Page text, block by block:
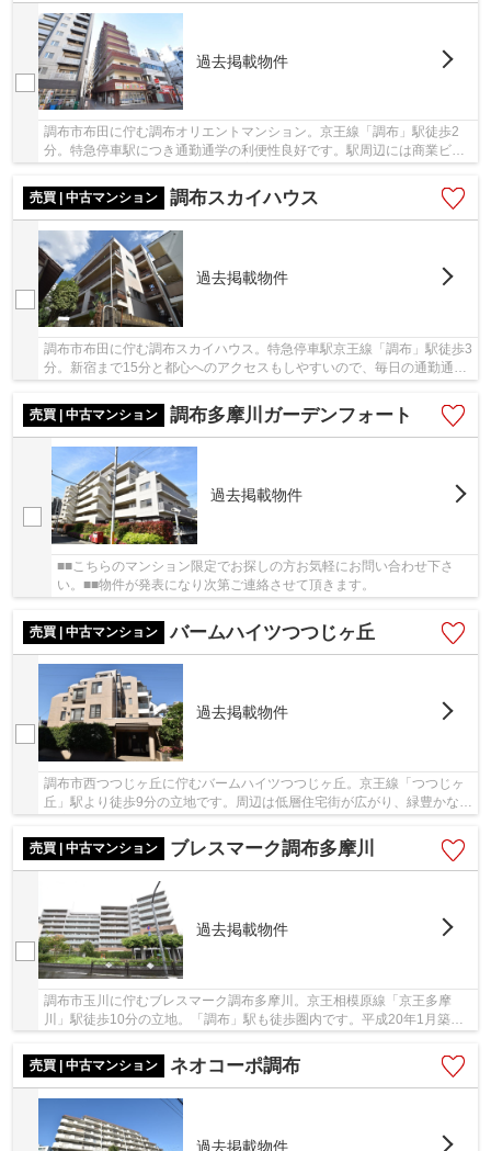
過去掲載物件
調布市布田に佇む調布オリエントマンション。京王線「調布」駅徒歩2
分。特急停車駅につき通勤通学の利便性良好です。駅周辺には商業ビル
売買 | 中古マンション
調布スカイハウス
過去掲載物件
調布市布田に佇む調布スカイハウス。特急停車駅京王線「調布」駅徒歩3
分。新宿まで15分と都心へのアクセスもしやすいので、毎日の通勤通学
売買 | 中古マンション
調布多摩川ガーデンフォート
過去掲載物件
■■こちらのマンション限定でお探しの方お気軽にお問い合わせ下さ
い。■■物件が発表になり次第ご連絡させて頂きます。
売買 | 中古マンション バームハイツつつじヶ丘
過去掲載物件
調布市西つつじヶ丘に佇むバームハイツつつじヶ丘。京王線「つつじヶ
丘」駅より徒歩9分の立地です。周辺は低層住宅街が広がり、緑豊かな住
環境が整っております。また、コンビニやスー...
売買 | 中古マンション
ブレスマーク調布多摩川
過去掲載物件
調布市玉川に佇むブレスマーク調布多摩川。京王相模原線「京王多摩
川」駅徒歩10分の立地。「調布」駅も徒歩圏内です。平成20年1月築、
売買 | 中古マンション
ネオコーポ調布
過去掲載物件